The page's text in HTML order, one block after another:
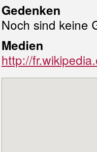
Gedenken
Noch sind keine
Medien
http://